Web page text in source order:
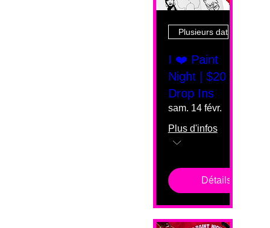
Plusieurs dates
I ❤️ Paint
Night | $20
Drop Ins
sam. 14 févr.
Plus d'infos
Détails